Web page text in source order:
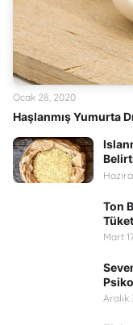
Haşlanmış Yumurta
Ocak 28, 2020
Ton
Mart
Aralık